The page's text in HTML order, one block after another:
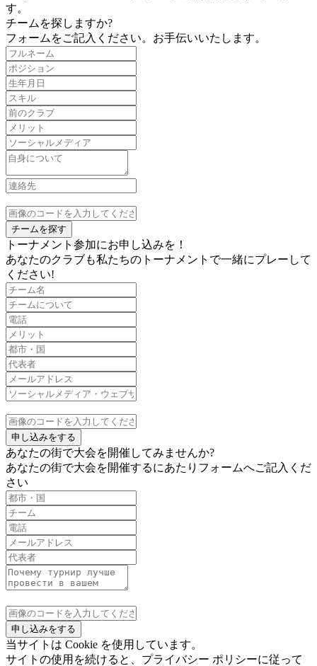
す。
チームを探しますか?
フォームをご記入ください。お手伝いいたします。
チームを探す
トーナメント参加にお申し込みを！
あなたのクラブも私たちのトーナメントで一緒にプレーして
ください!
申し込みをする
あなたの街で大会を開催してみませんか?
あなたの街で大会を開催するにあたりフォームへご記入くだ
さい
申し込みをする
当サイトは Cookie を使用しています。
サイトの使用を続けると、プライバシー ポリシーに従って